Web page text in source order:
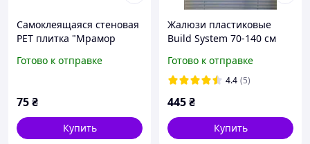
Самоклеящаяся стеновая
PET плитка "Мрамор
"30*60см
Готово к отправке
75₴
Купить
Жалюзи пластиковые
Build System 70-140 см
Готово к отправке
4.4 (5)
445₴
Купить